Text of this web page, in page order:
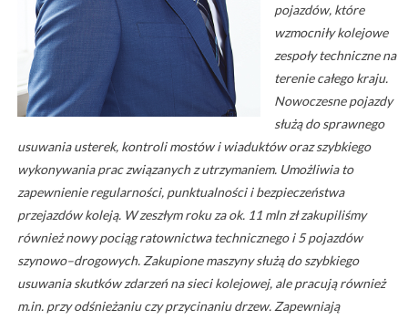
pojazdów, które
wzmocniły kolejowe
zespoły techniczne na
terenie całego kraju.
Nowoczesne pojazdy
służą do sprawnego
usuwania usterek, kontroli mostów i wiaduktów oraz szybkiego
wykonywania prac związanych z utrzymaniem. Umożliwia to
zapewnienie regularności, punktualności i bezpieczeństwa
przejazdów koleją. W zeszłym roku za ok. 11 mln zł zakupiliśmy
również nowy pociąg ratownictwa technicznego i 5 pojazdów
szynowo–drogowych. Zakupione maszyny służą do szybkiego
usuwania skutków zdarzeń na sieci kolejowej, ale pracują również
m.in. przy odśnieżaniu czy przycinaniu drzew. Zapewniają